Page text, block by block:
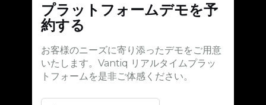
プラットフォームデモを予
約する
お客様のニーズに寄り添ったデモをご用意
いたします。Vantiq リアルタイムプラッ
トフォームを是非ご体感ください。